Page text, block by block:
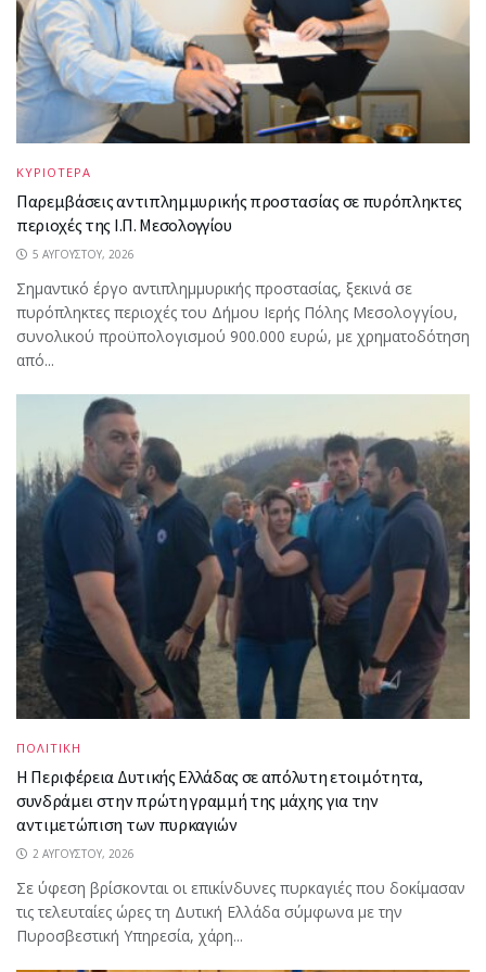
ΚΥΡΙΟΤΕΡΑ
Παρεμβάσεις αντιπλημμυρικής προστασίας σε πυρόπληκτες
περιοχές της Ι.Π. Μεσολογγίου
5 ΑΥΓΟΎΣΤΟΥ, 2026
Σημαντικό έργο αντιπλημμυρικής προστασίας, ξεκινά σε
πυρόπληκτες περιοχές του Δήμου Ιερής Πόλης Μεσολογγίου,
συνολικού προϋπολογισμού 900.000 ευρώ, με χρηματοδότηση
από...
ΠΟΛΙΤΙΚΗ
Η Περιφέρεια Δυτικής Ελλάδας σε απόλυτη ετοιμότητα,
συνδράμει στην πρώτη γραμμή της μάχης για την
αντιμετώπιση των πυρκαγιών
2 ΑΥΓΟΎΣΤΟΥ, 2026
Σε ύφεση βρίσκονται οι επικίνδυνες πυρκαγιές που δοκίμασαν
τις τελευταίες ώρες τη Δυτική Ελλάδα σύμφωνα με την
Πυροσβεστική Υπηρεσία, χάρη...